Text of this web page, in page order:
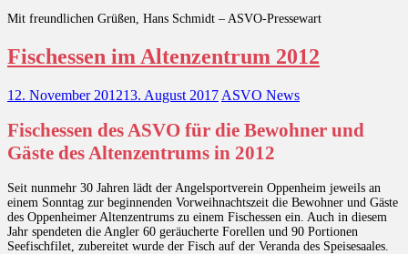
Mit freundlichen Grüßen, Hans Schmidt – ASVO-Pressewart
Fischessen im Altenzentrum 2012
12. November 201213. August 2017 ASVO News
Fischessen des ASVO für die Bewohner und
Gäste des Altenzentrums in 2012
Seit nunmehr 30 Jahren lädt der Angelsportverein Oppenheim jeweils an
einem Sonntag zur beginnenden Vorweihnachtszeit die Bewohner und Gäste
des Oppenheimer Altenzentrums zu einem Fischessen ein. Auch in diesem
Jahr spendeten die Angler 60 geräucherte Forellen und 90 Portionen
Seefischfilet, zubereitet wurde der Fisch auf der Veranda des Speisesaales.